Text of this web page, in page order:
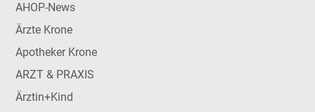
AHOP-News
Ärzte Krone
Apotheker Krone
ARZT & PRAXIS
Ärztin+Kind